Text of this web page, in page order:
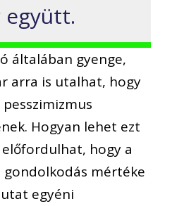
általában gyenge,
arra is utalhat, hogy
Hogyan lehet ezt
hogy a
gondolkodás mértéke
egyéni